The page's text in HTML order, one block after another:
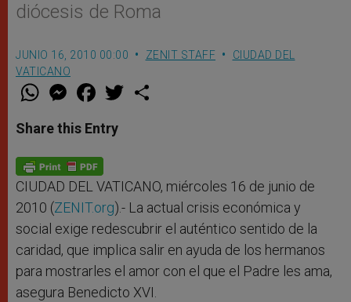
diócesis de Roma
JUNIO 16, 2010 00:00 ZENIT STAFF
CIUDAD DEL
VATICANO
W
t
s
p
p
M
e
s
e
g
e
r
F
a
e
b
o
k
w
Share this Entry
CIUDAD DEL VATICANO, miércoles 16 de junio de
2010 (ZENIT.org).- La actual crisis económica y
social exige redescubrir el auténtico sentido de la
caridad, que implica salir en ayuda de los hermanos
para mostrarles el amor con el que el Padre les ama,
asegura Benedicto XVI.